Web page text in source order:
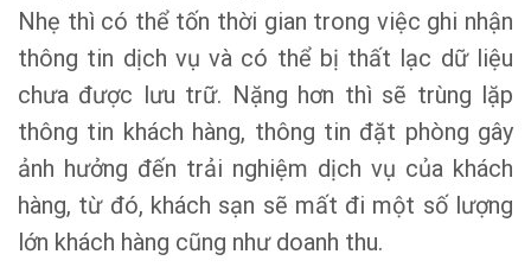
Nhẹ thì có thể tốn thời gian trong việc ghi nhận
thông tin dịch vụ và có thể bị thất lạc dữ liệu
chưa được lưu trữ. Nặng hơn thì sẽ trùng lặp
thông tin khách hàng, thông tin đặt phòng gây
ảnh hưởng đến trải nghiệm dịch vụ của khách
hàng, từ đó, khách sạn sẽ mất đi một số lượng
lớn khách hàng cũng như doanh thu.